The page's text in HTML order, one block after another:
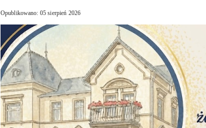
Opublikowano: 05 sierpień 2026